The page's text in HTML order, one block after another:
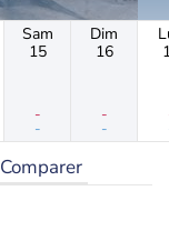
Sam
15
-
-
Dim
16
-
-
Comparer